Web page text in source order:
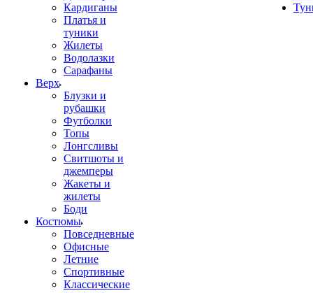
Кардиганы
Платья и
туники
Жилеты
Водолазки
Сарафаны
Верх
Блузки и
рубашки
Футболки
Топы
Лонгсливы
Свитшоты и
джемперы
Жакеты и
жилеты
Боди
Костюмы
Повседневные
Офисные
Летние
Спортивные
Классические